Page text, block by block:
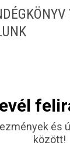
és
között!